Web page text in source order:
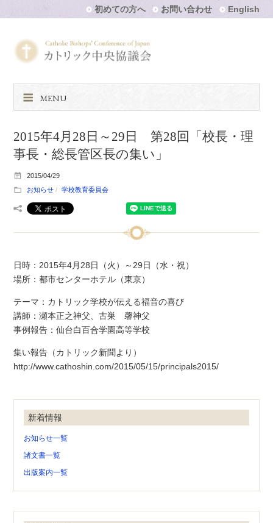
初めての方へ お問い合わせ English
MENU
2015年4月28日～29日 第28回「校長・理
事長・総長管区長の集い」
2015/04/29
お知らせ
学校教育委員会
日時：2015年4月28日（火）～29日（水・祝）
場所：都市センターホテル（東京）
テーマ：カトリック学校が伝える福音の喜び
講師：瀬本正之神父、古巣 馨神父
事例報告：仙台白百合学園高等学校
集い報告（カトリック新聞より）
http://www.cathoshin.com/2015/05/15/principals2015/
新着情報
お知らせ一覧
諸文書一覧
出版案内一覧